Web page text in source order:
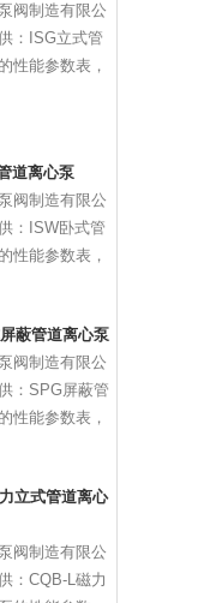
阀制造有限公
：ISG立式管
性能参数表，
道离心泵
阀制造有限公
：ISW卧式管
性能参数表，
蔽管道离心泵
阀制造有限公
：SPG屏蔽管
性能参数表，
立式管道离心
阀制造有限公
：CQB-L磁力